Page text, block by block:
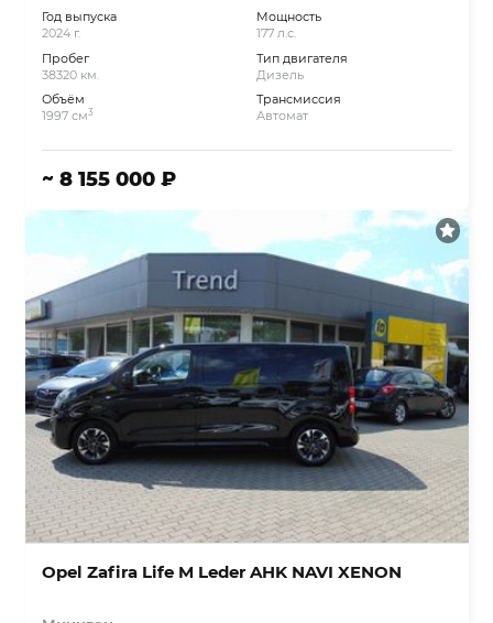
Год выпуска
2024 г.
Пробег
38320 км.
Объём
1997 см3
Мощность
177 л.с.
Тип двигателя
Дизель
Трансмиссия
Автомат
~ 8 155 000 ₽
Opel Zafira Life M Leder AHK NAVI XENON